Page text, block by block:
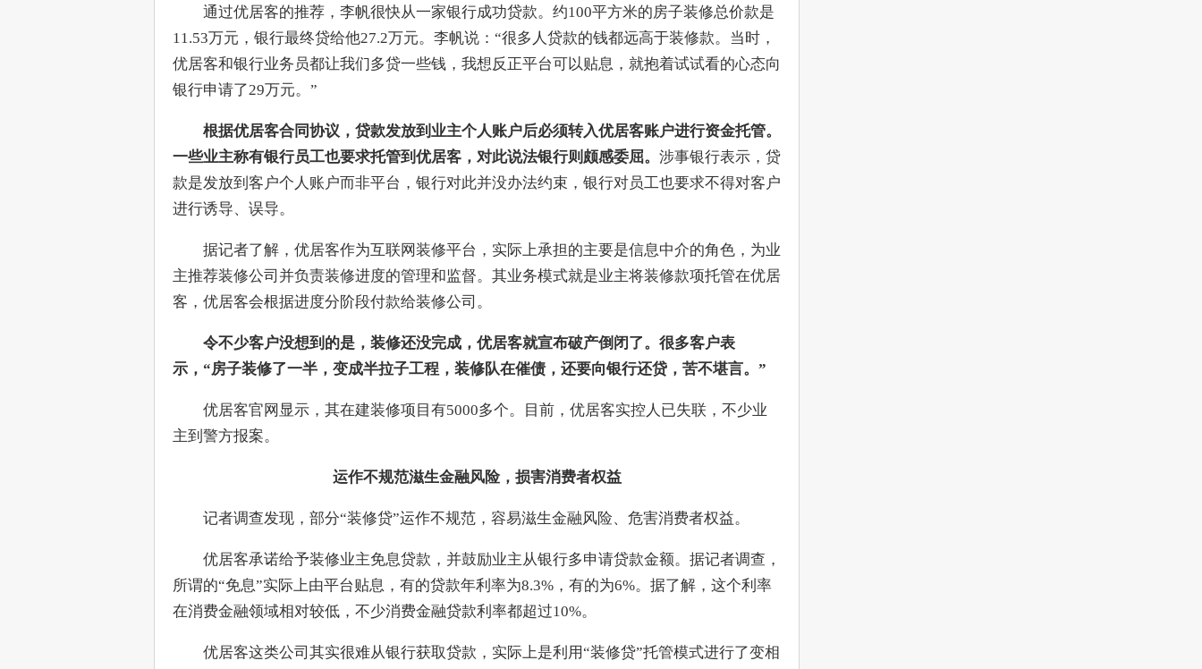
通过优居客的推荐，李帆很快从一家银行成功贷款。约100平方米的房子装修总价款是
11.53万元，银行最终贷给他27.2万元。李帆说：“很多人贷款的钱都远高于装修款。当时，
优居客和银行业务员都让我们多贷一些钱，我想反正平台可以贴息，就抱着试试看的心态向
银行申请了29万元。”
根据优居客合同协议，贷款发放到业主个人账户后必须转入优居客账户进行资金托管。
一些业主称有银行员工也要求托管到优居客，对此说法银行则颇感委屈。 涉事银行表示，贷
款是发放到客户个人账户而非平台，银行对此并没办法约束，银行对员工也要求不得对客户
进行诱导、误导。
据记者了解，优居客作为互联网装修平台，实际上承担的主要是信息中介的角色，为业
主推荐装修公司并负责装修进度的管理和监督。其业务模式就是业主将装修款项托管在优居
客，优居客会根据进度分阶段付款给装修公司。
令不少客户没想到的是，装修还没完成，优居客就宣布破产倒闭了。很多客户表
示，“房子装修了一半，变成半拉子工程，装修队在催债，还要向银行还贷，苦不堪言。”
优居客官网显示，其在建装修项目有5000多个。目前，优居客实控人已失联，不少业
主到警方报案。
运作不规范滋生金融风险，损害消费者权益
记者调查发现，部分“装修贷”运作不规范，容易滋生金融风险、危害消费者权益。
优居客承诺给予装修业主免息贷款，并鼓励业主从银行多申请贷款金额。据记者调查，
所谓的“免息”实际上由平台贴息，有的贷款年利率为8.3%，有的为6%。据了解，这个利率
在消费金融领域相对较低，不少消费金融贷款利率都超过10%。
优居客这类公司其实很难从银行获取贷款，实际上是利用“装修贷”托管模式进行了变相